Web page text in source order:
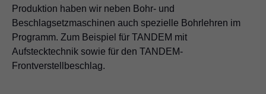
Produktion haben wir neben Bohr- und
Beschlagsetzmaschinen auch spezielle Bohrlehren im
Programm. Zum Beispiel für TANDEM mit
Aufstecktechnik sowie für den TANDEM-
Frontverstellbeschlag.